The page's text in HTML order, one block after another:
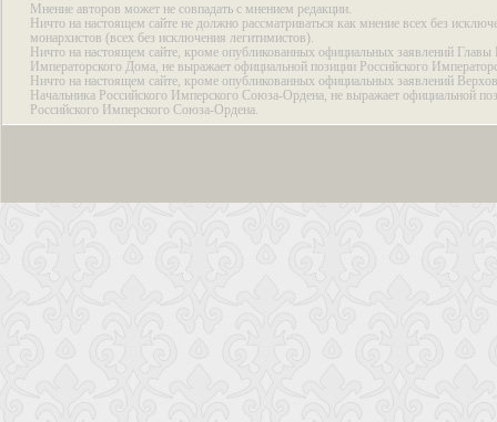
Мнение авторов может не совпадать с мнением редакции.
Ничто на настоящем сайте не должно рассматриваться как мнение всех без
монархистов (всех без исключения легитимистов).
Ничто на настоящем сайте, кроме опубликованных официальных заявлений Главы
Императорского Дома, не выражает официальной позиции Российского
Ничто на настоящем сайте, кроме опубликованных официальных заявлений
Начальника Российского Имперского Союза-Ордена, не выражает официальной
Российского Имперского Союза-Ордена.